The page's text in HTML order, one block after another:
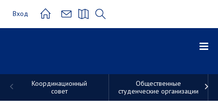
Вход
Студенческие
Координационный
совет
Общественные
студенческие организации